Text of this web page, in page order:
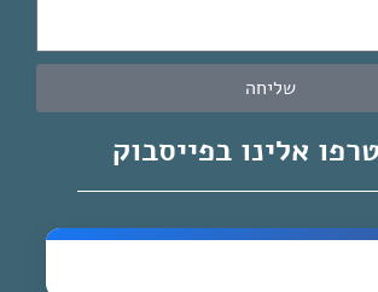
שליחה
אלינו בפייסבוק